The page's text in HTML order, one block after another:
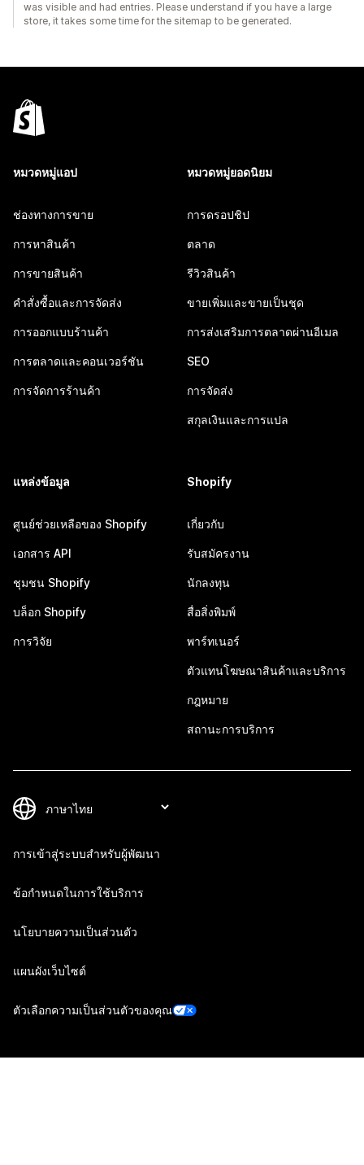
was visible and had entries. Please understand if you have a large
store, it takes some time for the sitemap to be generated.
หมวดหมู่แอป
ช่องทางการขาย
การหาสินค้า
การขายสินค้า
คำสั่งซื้อและการจัดส่ง
การออกแบบร้านค้า
การตลาดและคอนเวอร์ชัน
การจัดการร้านค้า
หมวดหมู่ยอดนิยม
การดรอปชิป
ตลาด
รีวิวสินค้า
ขายเพิ่มและขายเป็นชุด
การส่งเสริมการตลาดผ่านอีเมล
SEO
การจัดส่ง
สกุลเงินและการแปล
แหล่งข้อมูล
ศูนย์ช่วยเหลือของ Shopify
เอกสาร API
ชุมชน Shopify
บล็อก Shopify
การวิจัย
Shopify
เกี่ยวกับ
รับสมัครงาน
นักลงทุน
สื่อสิ่งพิมพ์
พาร์ทเนอร์
ตัวแทนโฆษณาสินค้าและบริการ
กฎหมาย
สถานะการบริการ
การเข้าสู่ระบบสำหรับผู้พัฒนา
ข้อกำหนดในการใช้บริการ
นโยบายความเป็นส่วนตัว
แผนผังเว็บไซต์
ตัวเลือกความเป็นส่วนตัวของคุณ